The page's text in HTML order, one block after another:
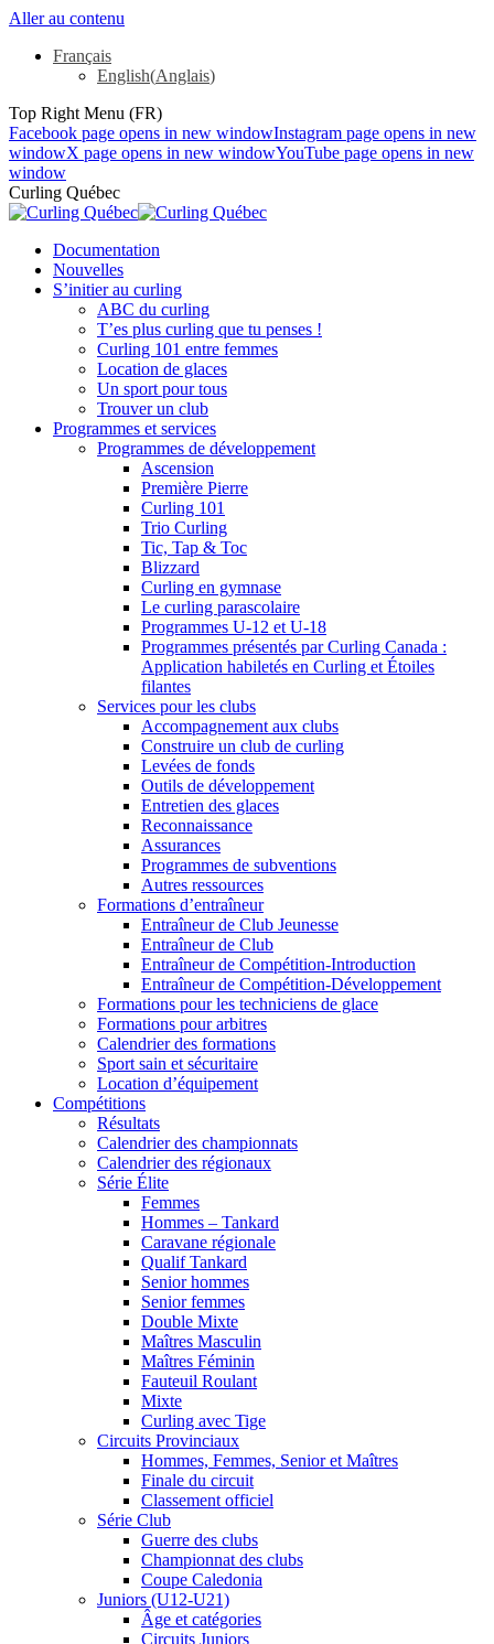
Aller au contenu
Français
English(Anglais)
Top Right Menu (FR)
Facebook page opens in new windowInstagram page opens in new
windowX page opens in new windowYouTube page opens in new
window
Curling Québec
Documentation
Nouvelles
S’initier au curling
ABC du curling
T’es plus curling que tu penses !
Curling 101 entre femmes
Location de glaces
Un sport pour tous
Trouver un club
Programmes et services
Programmes de développement
Ascension
Première Pierre
Curling 101
Trio Curling
Tic, Tap & Toc
Blizzard
Curling en gymnase
Le curling parascolaire
Programmes U-12 et U-18
Programmes présentés par Curling Canada :
Application habiletés en Curling et Étoiles
filantes
Services pour les clubs
Accompagnement aux clubs
Construire un club de curling
Levées de fonds
Outils de développement
Entretien des glaces
Reconnaissance
Assurances
Programmes de subventions
Autres ressources
Formations d’entraîneur
Entraîneur de Club Jeunesse
Entraîneur de Club
Entraîneur de Compétition-Introduction
Entraîneur de Compétition-Développement
Formations pour les techniciens de glace
Formations pour arbitres
Calendrier des formations
Sport sain et sécuritaire
Location d’équipement
Compétitions
Résultats
Calendrier des championnats
Calendrier des régionaux
Série Élite
Femmes
Hommes – Tankard
Caravane régionale
Qualif Tankard
Senior hommes
Senior femmes
Double Mixte
Maîtres Masculin
Maîtres Féminin
Fauteuil Roulant
Mixte
Curling avec Tige
Circuits Provinciaux
Hommes, Femmes, Senior et Maîtres
Finale du circuit
Classement officiel
Série Club
Guerre des clubs
Championnat des clubs
Coupe Caledonia
Juniors (U12-U21)
Âge et catégories
Circuits Juniors